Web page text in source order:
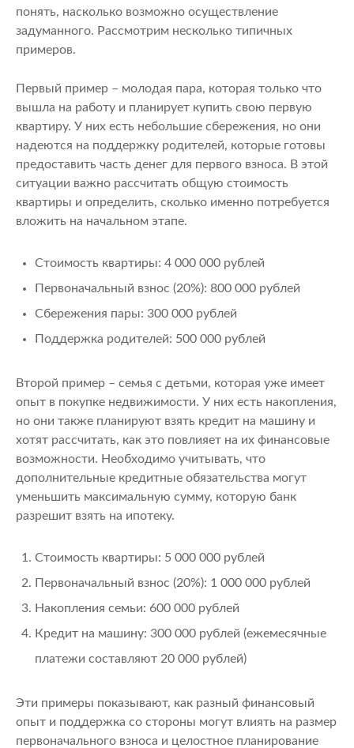
понять, насколько возможно осуществление
задуманного. Рассмотрим несколько типичных
примеров.
Первый пример – молодая пара, которая только что
вышла на работу и планирует купить свою первую
квартиру. У них есть небольшие сбережения, но они
надеются на поддержку родителей, которые готовы
предоставить часть денег для первого взноса. В этой
ситуации важно рассчитать общую стоимость
квартиры и определить, сколько именно потребуется
вложить на начальном этапе.
Стоимость квартиры: 4 000 000 рублей
Первоначальный взнос (20%): 800 000 рублей
Сбережения пары: 300 000 рублей
Поддержка родителей: 500 000 рублей
Второй пример – семья с детьми, которая уже имеет
опыт в покупке недвижимости. У них есть накопления,
но они также планируют взять кредит на машину и
хотят рассчитать, как это повлияет на их финансовые
возможности. Необходимо учитывать, что
дополнительные кредитные обязательства могут
уменьшить максимальную сумму, которую банк
разрешит взять на ипотеку.
Стоимость квартиры: 5 000 000 рублей
Первоначальный взнос (20%): 1 000 000 рублей
Накопления семьи: 600 000 рублей
Кредит на машину: 300 000 рублей (ежемесячные
платежи составляют 20 000 рублей)
Эти примеры показывают, как разный финансовый
опыт и поддержка со стороны могут влиять на размер
первоначального взноса и целостное планирование